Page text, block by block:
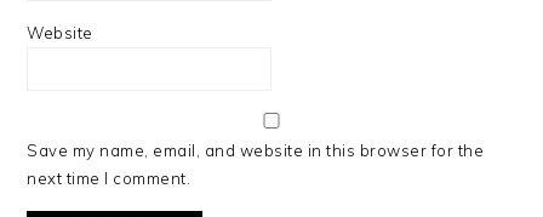
Website
Save my name, email, and website in this browser for the
next time I comment.